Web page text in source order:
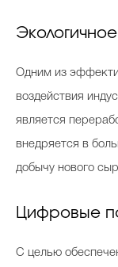
Одним из
воздействия
является
внедряется в
добычу нового
Цифровые
С целью